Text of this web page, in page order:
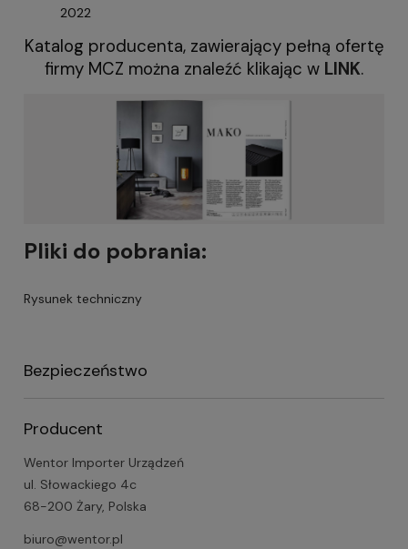
2022
Katalog producenta, zawierający pełną ofertę
firmy MCZ można znaleźć klikając w LINK.
Pliki do pobrania:
Rysunek techniczny
Bezpieczeństwo
Producent
Wentor Importer Urządzeń
ul. Słowackiego 4c
68-200 Żary, Polska
biuro@wentor.pl